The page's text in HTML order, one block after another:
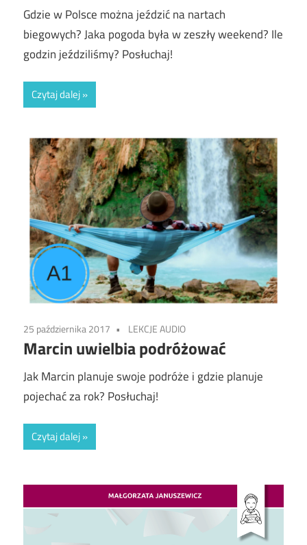
Gdzie w Polsce można jeździć na nartach
biegowych? Jaka pogoda była w zeszły weekend? Ile
godzin jeździliśmy? Posłuchaj!
Czytaj dalej
25 października 2017 LEKCJE AUDIO
Marcin uwielbia podróżować
Jak Marcin planuje swoje podróże i gdzie planuje
pojechać za rok? Posłuchaj!
Czytaj dalej